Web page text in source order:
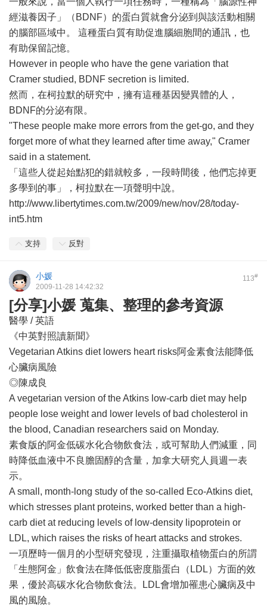
經滋養因子」（BDNF）的蛋白質就會分泌到與該活動相關
的腦部區域中。 這種蛋白質有助促進腦細胞間的通訊，也
有助保留記憶。
However in people who have the gene variation that
Cramer studied, BDNF secretion is limited.
然而，在柯拉默的研究中，擁有這種基因變異體的人，
BDNF的分泌有限。
"These people make more errors from the get-go, and they
forget more of what they learned after time away," Cramer
said in a statement.
「這些人從起始點犯的錯就較多，一段時間後，他們忘掉更
多學到的事」，柯拉默在一項聲明中說。
http://www.libertytimes.com.tw/2009/new/nov/28/today-
int5.htm
支持 反對
113#
小媛
2009-11-28 14:42:32
[分享]小媛 蒐集、整理的參考資源
醫學 / 英語
《中英對照讀新聞》
Vegetarian Atkins diet lowers heart risks阿金素食法能降低
心臟病風險
◎陳成良
A vegetarian version of the Atkins low-carb diet may help
people lose weight and lower levels of bad cholesterol in
the blood, Canadian researchers said on Monday.
素食版的阿金低碳水化合物飲食法，或可幫助人們減重，同
時降低血液中不良膽固醇的含量，加拿大研究人員週一表
示。
A small, month-long study of the so-called Eco-Atkins diet,
which stresses plant proteins, worked better than a high-
carb diet at reducing levels of low-density lipoprotein or
LDL, which raises the risks of heart attacks and strokes.
一項歷時一個月的小型研究發現，注重攝取植物蛋白的所謂
「生態阿金」飲食法在降低低密度脂蛋白（LDL）方面的效
果，優於高碳水化合物飲食法。LDL會增加罹患心臟病及中
風的風險。